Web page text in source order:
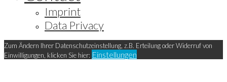
Imprint
Data Privacy
Zum Ändern Ihrer Datenschutzeinstellung, z.B. Erteilung oder Widerruf von
Einwilligungen, klicken Sie hier: Einstellungen